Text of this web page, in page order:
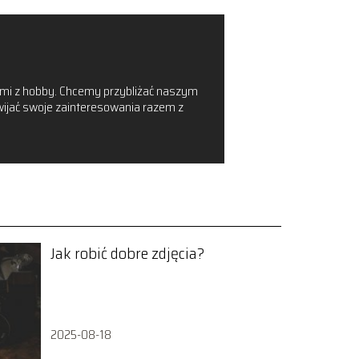
z hobby. Chcemy przybliżać naszym
swoje zainteresowania razem z
Jak robić dobre zdjęcia?
2025-08-18